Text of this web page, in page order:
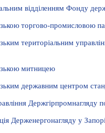
відділенням Фонду
торгово-промисловою
територіальним
митницею
державним центром
Держгірпромнагляду
Держенергонагляду у